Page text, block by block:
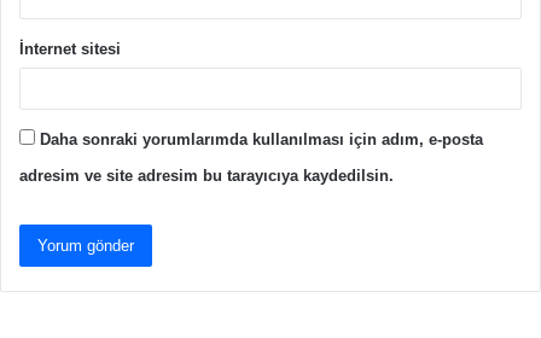
İnternet sitesi
Daha sonraki yorumlarımda kullanılması için adım, e-posta
adresim ve site adresim bu tarayıcıya kaydedilsin.